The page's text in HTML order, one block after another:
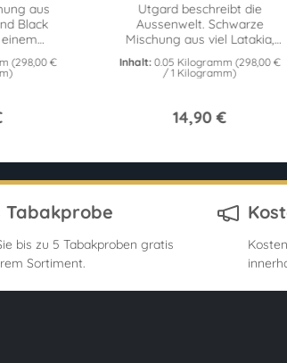
aus
Black
50g Dose
(298,00 €
Utgard beschreibt die
Aussenwelt. Schwarze
Mischung aus viel Latakia,
Virginia, Kentucky, Cavendish
und Perique. 50g Dose
Inhalt: 0.05 Kilogramm (298,00 €
/ 1 Kilogramm)
14,90 €
Tabakprobe
bis zu 5 Tabakproben gratis
Sortiment.